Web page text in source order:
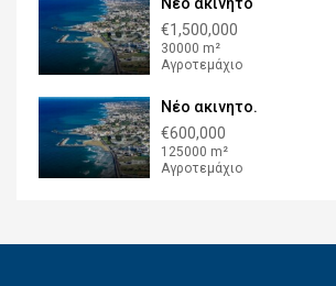
€1,500,000
30000 m²
Αγροτεμάχιο
Νέο ακινητο.
€600,000
125000 m²
Αγροτεμάχιο